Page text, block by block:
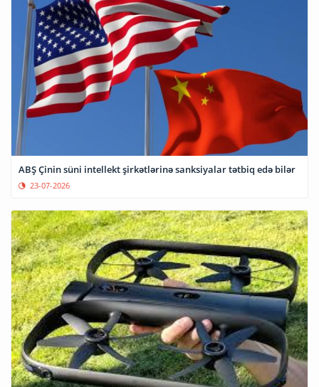
ABŞ Çinin süni intellekt şirkətlərinə sanksiyalar tətbiq edə bilər
23-07-2026